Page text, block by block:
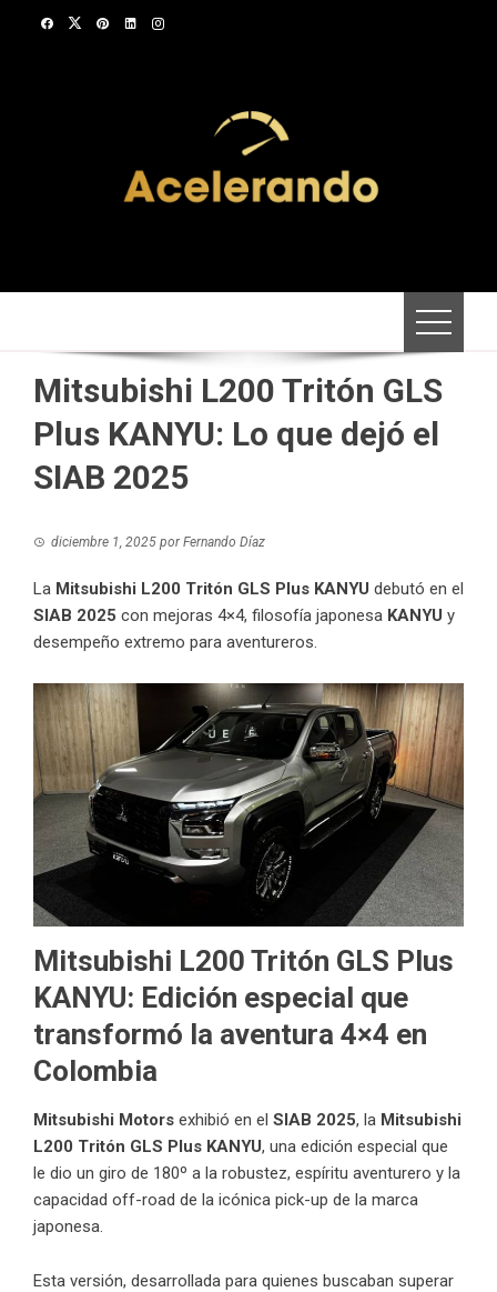
Mitsubishi L200 Tritón GLS
Plus KANYU: Lo que dejó el
SIAB 2025
diciembre 1, 2025 porFernando Díaz
La Mitsubishi L200 Tritón GLS Plus KANYU debutó en el
SlAB 2025 con mejoras 4×4, filosofía japonesa KANYU y
desempeño extremo para aventureros.
Mitsubishi L200 Tritón GLS Plus
KANYU: Edición especial que
transformó la aventura 4×4 en
Colombia
Mitsubishi Motors exhibió en el SIAB 2025, la Mitsubishi
L200 Tritón GLS Plus KANYU, una edición especial que
le dio un giro de 180º a la robustez, espíritu aventurero y la
capacidad off-road de la icónica pick-up de la marca
japonesa.
Esta versión, desarrollada para quienes buscaban superar